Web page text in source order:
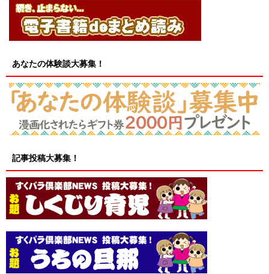
あなたの体験談大募集！
記事投稿大募集！